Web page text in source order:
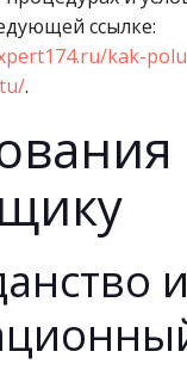
ссылке:
kak-
.
и